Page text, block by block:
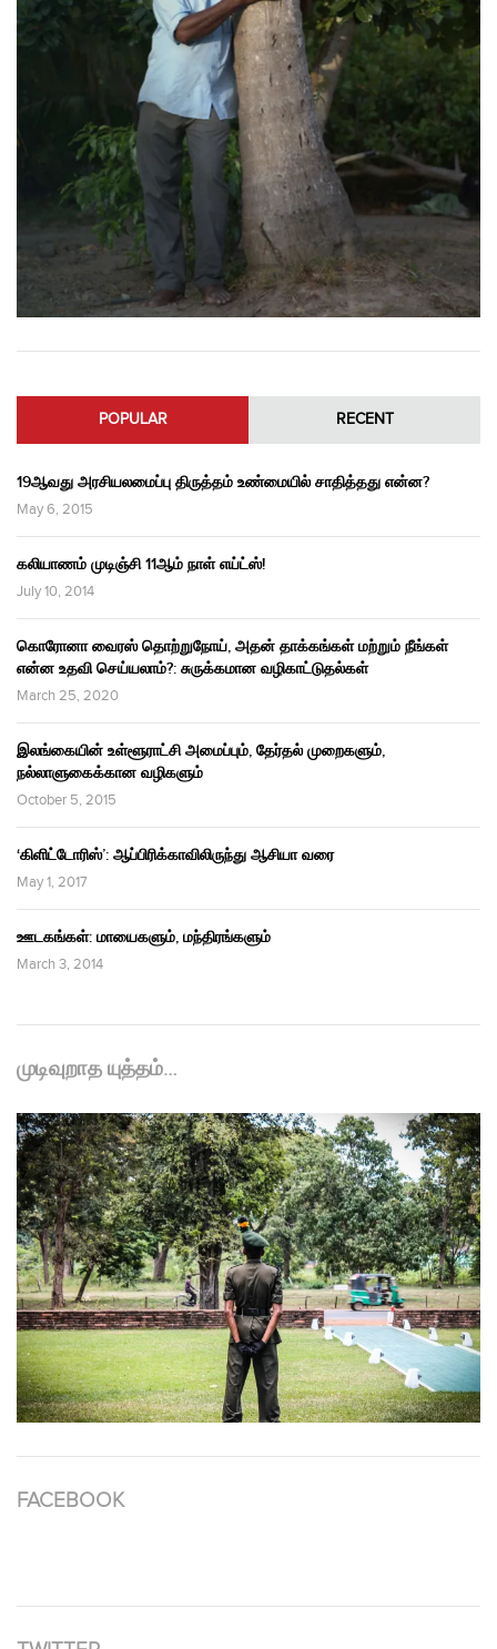
POPULAR RECENT
19ஆவது அரசியலமைப்பு திருத்தம் உண்மையில் சாதித்தது என்ன?
May 6, 2015
கலியாணம் முடிஞ்சி 11ஆம் நாள் எய்ட்ஸ்!
July 10, 2014
கொரோனா வைரஸ் தொற்றுநோய், அதன் தாக்கங்கள் மற்றும் நீங்கள்
என்ன உதவி செய்யலாம்?: சுருக்கமான வழிகாட்டுதல்கள்
March 25, 2020
இலங்கையின் உள்ளூராட்சி அமைப்பும், தேர்தல் முறைகளும்,
நல்லாளுகைக்கான வழிகளும்
October 5, 2015
‘கிளிட்டோரிஸ்’: ஆப்பிரிக்காவிலிருந்து ஆசியா வரை
May 1, 2017
ஊடகங்கள்: மாயைகளும், மந்திரங்களும்
March 3, 2014
முடிவுறாத யுத்தம்…
FACEBOOK